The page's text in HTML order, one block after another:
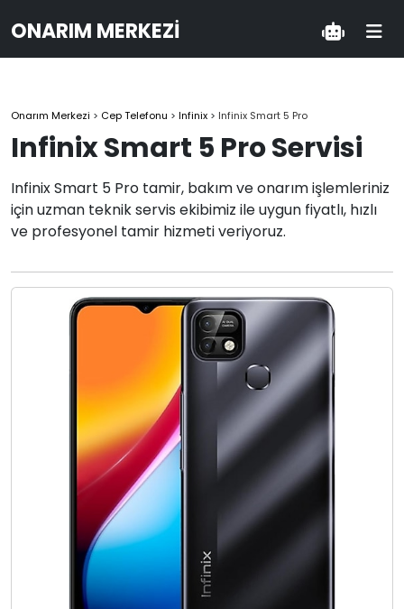
ONARIM MERKEZI
Onarım Merkezi > Cep Telefonu > Infinix > Infinix Smart 5 Pro
Infinix Smart 5 Pro Servisi
Infinix Smart 5 Pro tamir, bakım ve onarım işlemleriniz
için uzman teknik servis ekibimiz ile uygun fiyatlı, hızlı
ve profesyonel tamir hizmeti veriyoruz.